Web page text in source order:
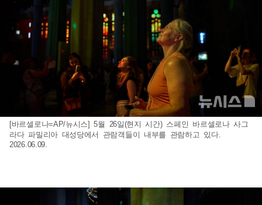
[바르셀로나=AP/뉴시스] 5월 26일(현지 시간) 스페인 바르셀로나 사그
라다 파밀리아 대성당에서 관람객들이 내부를 관람하고 있다.
2026.06.09.